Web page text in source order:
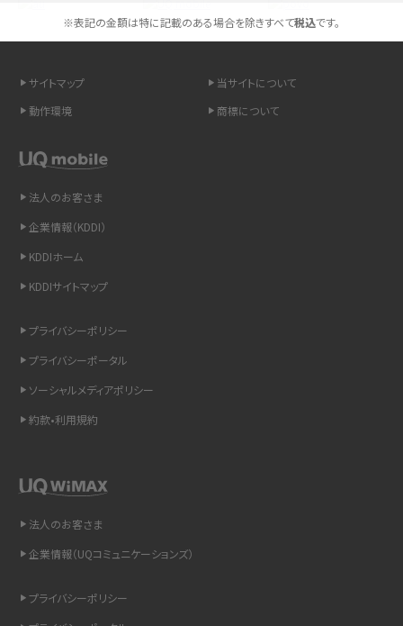
LINEの通知がこない時の原因と対処法9選！設定の確認手順も解説
非通知設定とは？184で電話をかける方法やiPhone・Androidの設定を解説
iCloudの使用容量を減らす9つの方法！使用状況の確認手順も紹介
リプライ機能とは？LINE、X（旧Twitter）、Instagram、TikTokで送る方法を解説
インスタのDMの送り方は？便利機能の使い方や注意点をわかりやすく解説
LINEで送信取り消しをする方法は？相手に知られるのか、削除との違いも紹介
詳しく解説
Wi-Fiを快適に使うための速度はどれくらい？用途別の目安・回線ごとの平均を
紹介
LINEの着信音や通知音の設定・変更方法を解説！鳴らない場合の対処法も紹介
※表記の金額は特に記載のある場合を除きすべて税込です。
サイトマップ
当サイトについて
動作環境
商標について
法人のお客さま
企業情報（KDDI）
KDDIホーム
KDDIサイトマップ
プライバシーポリシー
プライバシーポータル
ソーシャルメディアポリシー
約款•利用規約
法人のお客さま
企業情報（UQコミュニケーションズ）
プライバシーポリシー